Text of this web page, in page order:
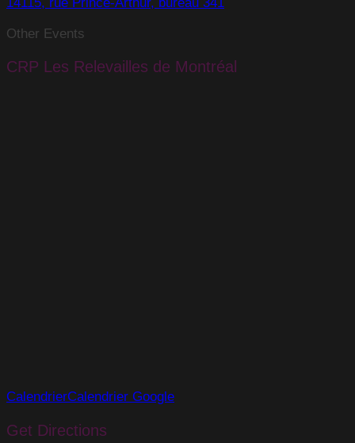
Other Events
CRP Les Relevailles de Montréal
CalendrierCalendrier Google
Get Directions